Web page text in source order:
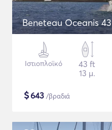
Beneteau Oceanis 43
Ιστιοπλοϊκό
43 ft
13 μ.
$643 /βραδιά